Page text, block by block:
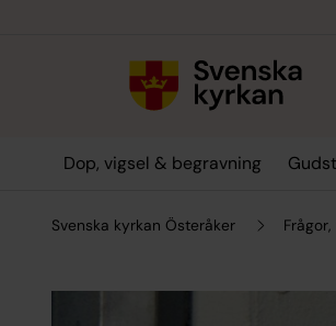
Dop, vigsel & begravning
Svenska kyrkan Österåker